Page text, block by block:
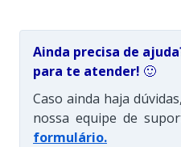
Ainda precisa de
para te atender! 🙂
Caso ainda haja
nossa equipe de
formulário.